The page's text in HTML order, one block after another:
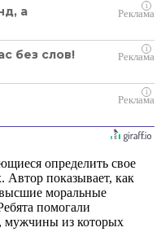
i
а
i
без слов!
i
определить свое
показывает, как
моральные
помогали
мужчины из которых